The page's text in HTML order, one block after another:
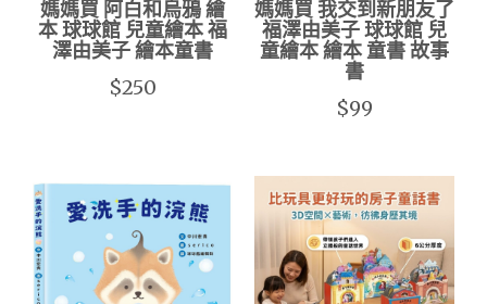
媽媽買 阿白和烏鴉 繪
本 球球館 兒童繪本 福
澤由美子 繪本童書
$250
媽媽買 我交到新朋友了
福澤由美子 球球館 兒
童繪本 繪本 童書 故事
書
$99